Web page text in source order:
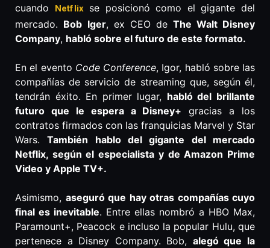
cuando
Netflix se posicionó como el gigante del
mercado. Bob Iger, ex CEO de The Walt Disney
Company, habló sobre el futuro de este formato.
En el evento Code Conference, Igor, habló sobre las
compañías de servicio de streaming que, según él,
tendrán éxito. En primer lugar, habló del brillante
futuro que le espera a Disney+ gracias a los
contratos firmados con las franquicias Marvel y Star
Wars.También hablo del gigante del mercado
Netflix, según el especialista y de Amazon Prime
Video y Apple TV+.
Asimismo, aseguró que hay otras compañías cuyo
final es inevitable. Entre ellas nombró a HBO Max,
Paramount+, Peacock e incluso la popular Hulu, que
pertenece a Disney Company. Bob, alegó que la